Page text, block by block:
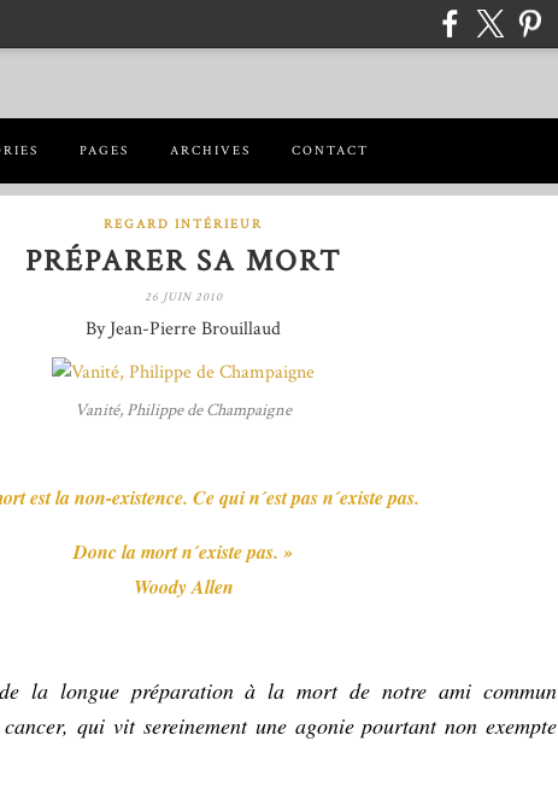
PAGES ARCHIVES CONTACT
REGARD INTÉRIEUR
PRÉPARER SA MORT
26 JUIN 2010
By Jean-Pierre Brouillaud
Vanité, Philippe de Champaigne
est la non-existence. Ce qui n´est pas n´existe pas.
Donc la mort n´existe pas. »
Woody Allen
la longue préparation à la mort de notre ami commun
qui vit sereinement une agonie pourtant non exempte